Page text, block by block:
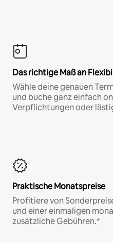
Das richtige Maß an
Wähle deine genauen
und buche ganz einfach
Verpflichtungen oder
Praktische Monatspreise
Profitiere von
und einer einmaligen
zusätzliche Gebühren.*